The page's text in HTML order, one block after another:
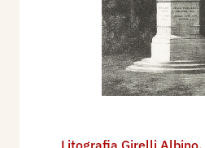
Litografia Girelli Albino,